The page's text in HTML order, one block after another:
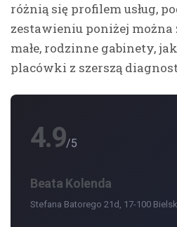
różnią się profilem usług,
zestawieniu poniżej można
małe, rodzinne gabinety,
placówki z szerszą
4.9/5
Beata Kolenda
Stefana Batorego 21d, 17-100